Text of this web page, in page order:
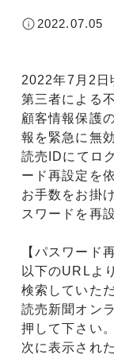
2022.07.05
2022年7月2日
第三者による
顧客情報保護
報を緊急に無
読売IDにてロ
ード再設定を
お手数をお掛
スワードを再
【パスワード
以下のURLよ
検索していただ
読売新聞オン
押して下さい。
次に表示され